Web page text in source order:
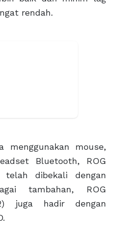
Bluetooth, ROG
dalam program
peran
Mobile Series dengan
Series. Kombinasi
AMD tersebut
yang berfokus